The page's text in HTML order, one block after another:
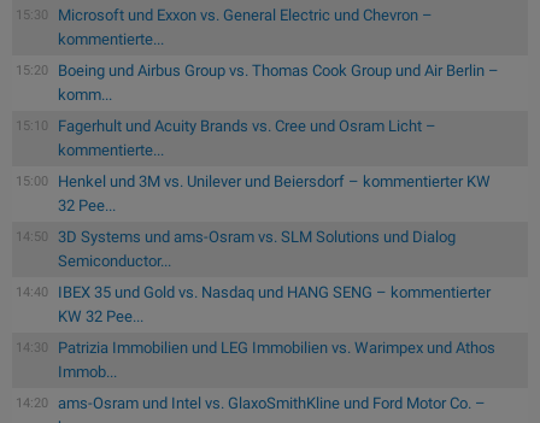
15:30
Microsoft und Exxon vs. General Electric und Chevron –
kommentierte...
15:20
Boeing und Airbus Group vs. Thomas Cook Group und Air Berlin –
komm...
15:10
Fagerhult und Acuity Brands vs. Cree und Osram Licht –
kommentierte...
15:00
Henkel und 3M vs. Unilever und Beiersdorf – kommentierter KW
32 Pee...
14:50
3D Systems und ams-Osram vs. SLM Solutions und Dialog
Semiconductor...
14:40
IBEX 35 und Gold vs. Nasdaq und HANG SENG – kommentierter
KW 32 Pee...
14:30
Patrizia Immobilien und LEG Immobilien vs. Warimpex und Athos
Immob...
14:20
ams-Osram und Intel vs. GlaxoSmithKline und Ford Motor Co. –